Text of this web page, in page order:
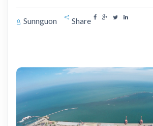
Sunnguon Share